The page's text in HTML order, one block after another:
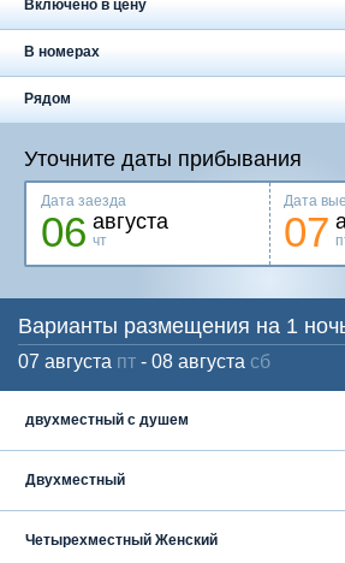
Включено в цену
В номерах
Рядом
Уточните даты прибывания
Дата заезда
06 августа
чт
Дата
07
Варианты размещения на 1
07 августа пт - 08 августа сб
двухместный с душем
Двухместный
Четырехместный Женский
Петербург
+7 (812) 418-22-18